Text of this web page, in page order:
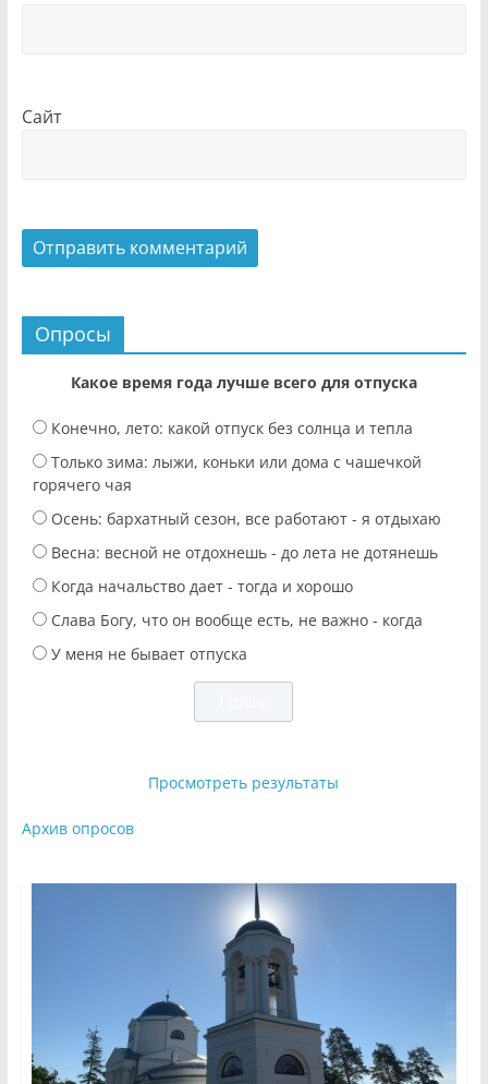
Сайт
Опросы
Какое время года лучше всего для отпуска
Конечно, лето: какой отпуск без солнца и тепла
Только зима: лыжи, коньки или дома с чашечкой
горячего чая
Осень: бархатный сезон, все работают - я отдыхаю
Весна: весной не отдохнешь - до лета не дотянешь
Когда начальство дает - тогда и хорошо
Слава Богу, что он вообще есть, не важно - когда
У меня не бывает отпуска
Просмотреть результаты
Архив опросов